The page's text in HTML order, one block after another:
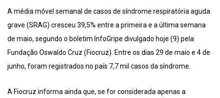
A média móvel semanal de casos de síndrome respiratória aguda
grave (SRAG) cresceu 39,5% entre a primeira e a última semana
de maio, segundo o boletim InfoGripe divulgado hoje (9) pela
Fundação Oswaldo Cruz (Fiocruz). Entre os dias 29 de maio e 4 de
junho, foram registrados no país 7,7 mil casos da síndrome.
A Fiocruz informa ainda que, se for considerada apenas a